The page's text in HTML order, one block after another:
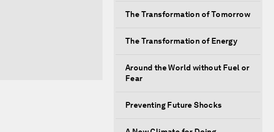
The Transformation of Tomorrow
The Transformation of Energy
Around the World without Fuel or
Fear
Preventing Future Shocks